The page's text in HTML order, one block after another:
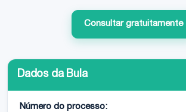
Consultar gratuitamente
Dados da Bula
Número do processo: